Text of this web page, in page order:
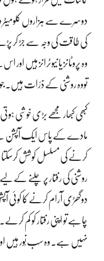
دوسرے سے ہزاروں کلومیٹر
کی طاقت کی وجہ سے جڑ کر پڑے
وہ پروٹانز یا نیوٹرانز ہیں
تووہ روشنی کے ذرّات ہیں۔ جو
کبھی کبھار مجھے بڑی
مادے کے پاس ایک آپشن
کرنے کی مسلسل کوشش
روشنی کی رفتار پر چلنے کے
دوگھڑی آرام کرنے کا کوئی
چاہے تو اپنی رفتار کو کم
نہیں ہے۔ وہ سب نُور ہیں اور